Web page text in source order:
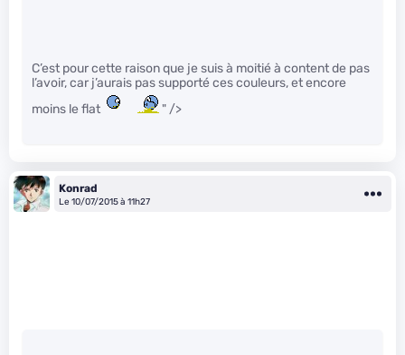
C’est pour cette raison que je suis à moitié à content de pas
l’avoir, car j’aurais pas supporté ces couleurs, et encore
moins le flat
" />
Konrad
Le 10/07/2015 à 11h27